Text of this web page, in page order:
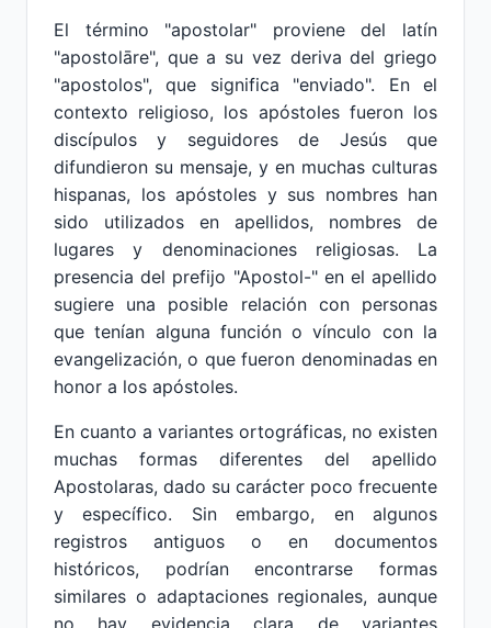
El término "apostolar" proviene del latín
"apostolāre", que a su vez deriva del griego
"apostolos", que significa "enviado". En el
contexto religioso, los apóstoles fueron los
discípulos y seguidores de Jesús que
difundieron su mensaje, y en muchas culturas
hispanas, los apóstoles y sus nombres han
sido utilizados en apellidos, nombres de
lugares y denominaciones religiosas. La
presencia del prefijo "Apostol-" en el apellido
sugiere una posible relación con personas
que tenían alguna función o vínculo con la
evangelización, o que fueron denominadas en
honor a los apóstoles.
En cuanto a variantes ortográficas, no existen
muchas formas diferentes del apellido
Apostolaras, dado su carácter poco frecuente
y específico. Sin embargo, en algunos
registros antiguos o en documentos
históricos, podrían encontrarse formas
similares o adaptaciones regionales, aunque
no hay evidencia clara de variantes